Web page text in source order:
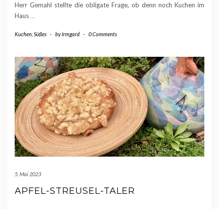
Herr Gemahl stellte die obligate Frage, ob denn noch Kuchen im
Haus …
Kuchen Süßes - byIrmgard - 0 Comments
5. Mai 2023
APFEL-STREUSEL-TALER